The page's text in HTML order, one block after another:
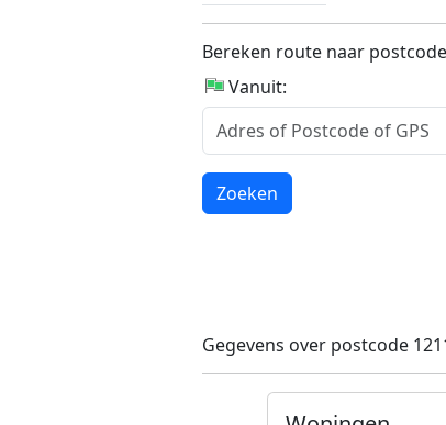
Bereken route naar
Vanuit:
Laden...
Zoeken
Gegevens over postcode